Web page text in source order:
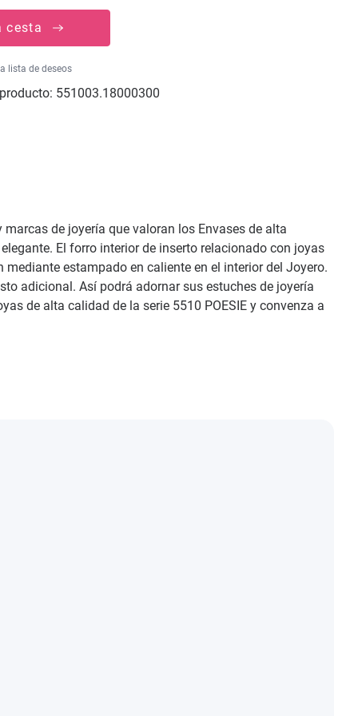
cesta
lista de deseos
551003.18000300
de joyería que valoran los Envases de alta
El forro interior de inserto relacionado con joyas
estampado en caliente en el interior del Joyero.
adicional. Así podrá adornar sus estuches de joyería
de alta calidad de la serie 5510 POESIE y convenza a